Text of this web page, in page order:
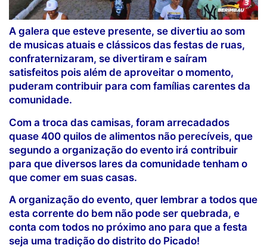
A galera que esteve presente, se divertiu ao som
de musicas atuais e clássicos das festas de ruas,
confraternizaram, se divertiram e saíram
satisfeitos pois além de aproveitar o momento,
puderam contribuir para com famílias carentes da
comunidade.
Com a troca das camisas, foram arrecadados
quase 400 quilos de alimentos não perecíveis, que
segundo a organização do evento irá contribuir
para que diversos lares da comunidade tenham o
que comer em suas casas.
A organização do evento, quer lembrar a todos que
esta corrente do bem não pode ser quebrada, e
conta com todos no próximo ano para que a festa
seja uma tradição do distrito do Picado!